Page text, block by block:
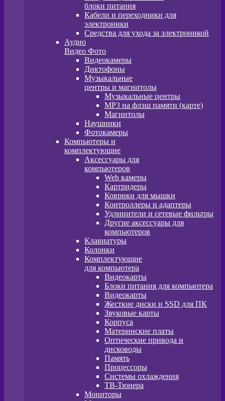
блоки питания
Кабели и переходники для
электроники
Средства для ухода за электроникой
Аудио
Видео Фото
Видеокамеры
Диктофоны
Музыкальные
центры и магнитолы
Музыкальные центры
MP3 на флэш памяти (карте)
Магнитолы
Наушники
Фотокамеры
Компьютеры и
комплектующие
Аксессуары для
компьютеров
Web камеры
Картридеры
Коврики для мышки
Контроллеры и адаптеры
Удлинители и сетевые фильтры
Другие аксессуары для
компьютеров
Клавиатуры
Колонки
Комплектующие
для компьютера
Видеокарты
Блоки питания для компьютера
Видеокарты
Жесткие диски и SSD для ПК
Звуковые карты
Корпуса
Материнские платы
Оптические привода и
дисководы
Память
Процессоры
Системы охлаждения
ТВ-Тюнера
Мониторы